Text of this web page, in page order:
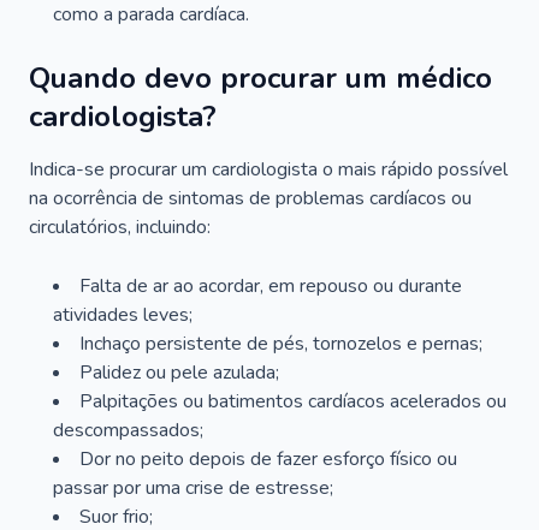
como a parada cardíaca.
Quando devo procurar um médico
cardiologista?
Indica-se procurar um cardiologista o mais rápido possível
na ocorrência de sintomas de problemas cardíacos ou
circulatórios, incluindo:
Falta de ar ao acordar, em repouso ou durante
atividades leves;
Inchaço persistente de pés, tornozelos e pernas;
Palidez ou pele azulada;
Palpitações ou batimentos cardíacos acelerados ou
descompassados;
Dor no peito depois de fazer esforço físico ou
passar por uma crise de estresse;
Suor frio;